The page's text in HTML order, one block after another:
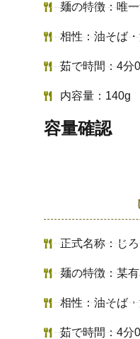
麺の特徴：唯
相性：油そば
茹で時間：4分
内容量：140g
容量確認
正式名称：じ
麺の特徴：某
相性：油そば
茹で時間：4分